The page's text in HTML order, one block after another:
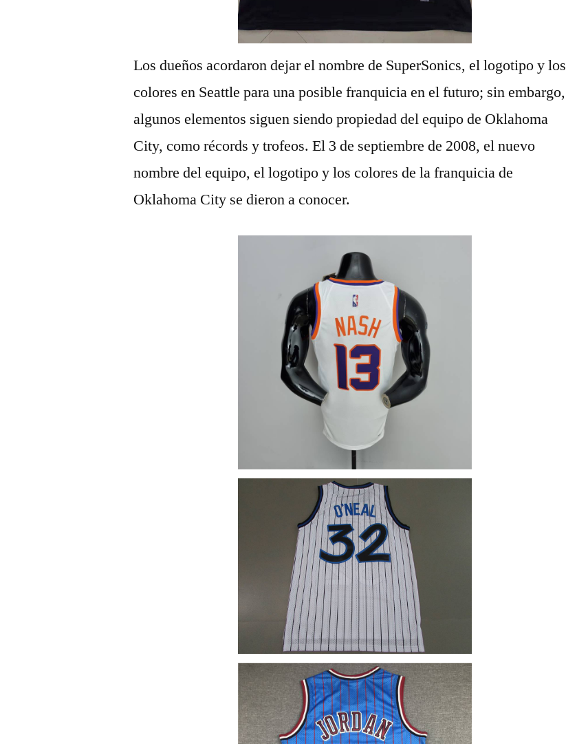
Los dueños acordaron dejar el nombre de SuperSonics, el logotipo y los
colores en Seattle para una posible franquicia en el futuro; sin embargo,
algunos elementos siguen siendo propiedad del equipo de Oklahoma
City, como récords y trofeos. El 3 de septiembre de 2008, el nuevo
nombre del equipo, el logotipo y los colores de la franquicia de
Oklahoma City se dieron a conocer.